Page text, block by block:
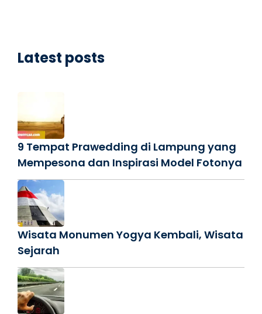
Latest posts
9 Tempat Prawedding di Lampung yang
Mempesona dan Inspirasi Model Fotonya
Wisata Monumen Yogya Kembali, Wisata
Sejarah